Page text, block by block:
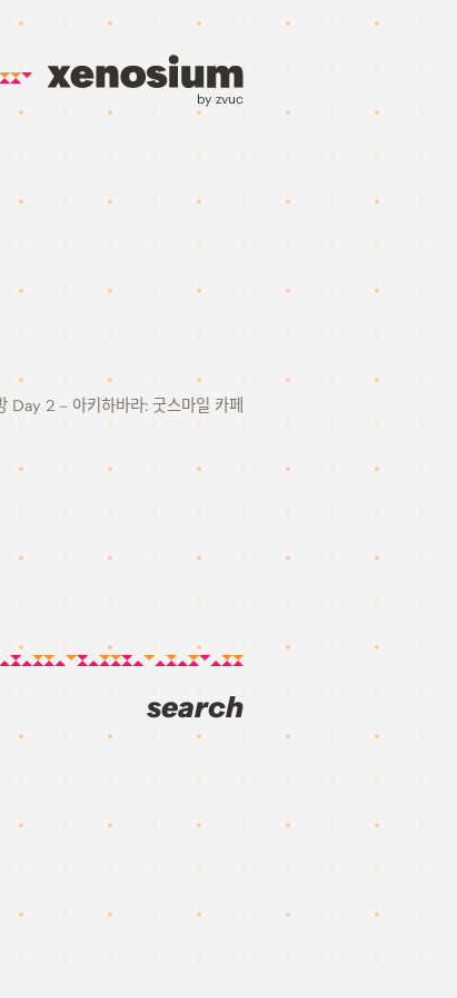
by zvuc
2 – 아키하바라: 굿스마일 카페
search